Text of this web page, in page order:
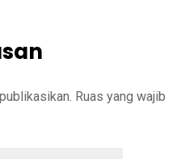
Ruas yang wajib